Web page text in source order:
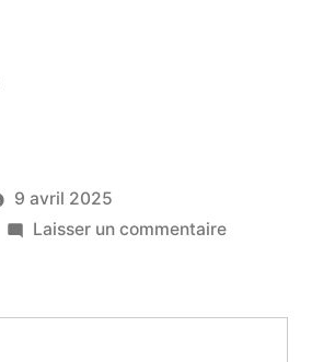
9 avril 2025
Laisser un commentairesur